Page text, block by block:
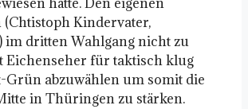
(Chtistoph Kindervater,
im dritten Wahlgang nicht zu
Eichenseher für taktisch klug
Grün abzuwählen um somit die
in Thüringen zu stärken.